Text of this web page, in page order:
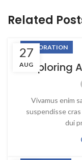
Related
27
AUG
DECORATION
Exploring
Vivamus enim
suspendisse
dui